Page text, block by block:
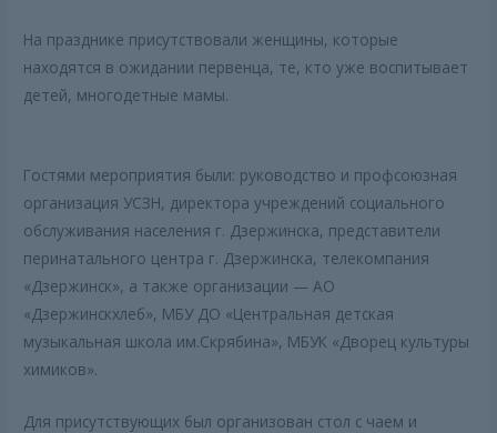
На празднике присутствовали женщины, которые
находятся в ожидании первенца, те, кто уже воспитывает
детей, многодетные мамы.
Гостями мероприятия были: руководство и профсоюзная
организация УСЗН, директора учреждений социального
обслуживания населения г. Дзержинска, представители
перинатального центра г. Дзержинска, телекомпания
«Дзержинск», а также организации — АО
«Дзержинскхлеб», МБУ ДО «Центральная детская
музыкальная школа им.Скрябина», МБУК «Дворец культуры
химиков».
Для присутствующих был организован стол с чаем и